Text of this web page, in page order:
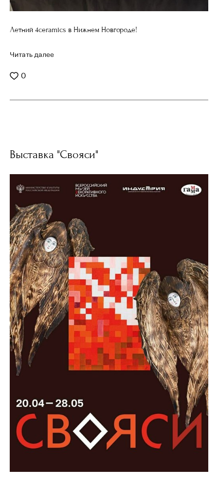
Летний 4ceramics в Нижнем Новгороде!
Читать далее
0
Выставка "Свояси"